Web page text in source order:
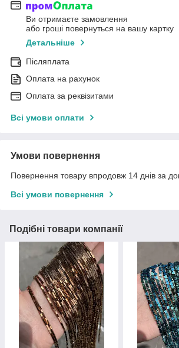
Ви отримаєте замовлення
або гроші повернуться на вашу картку
Детальніше
Післяплата
Оплата на рахунок
Оплата за реквізитами
Всі умови оплати
Умови повернення
Повернення товару впродовж 14 днів за
Всі умови повернення
Подібні товари компанії